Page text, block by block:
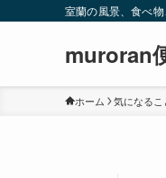
室蘭の風景、食べ
muroran
ホーム 気になるこ